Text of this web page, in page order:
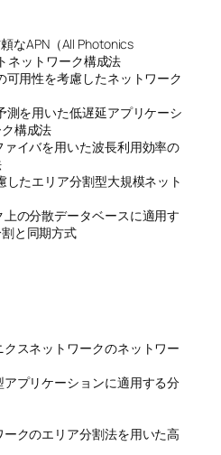
なAPN（All Photonics
ネットワーク構成法
可用性を考慮したネットワーク
測を用いた低遅延アプリケーシ
構成法
イバを用いた波長利用効率の
したエリア分割型大規模ネット
の分散データベースに適用す
と同期方式
スネットワークのネットワー
プリケーションに適用する分
クのエリア分割法を用いた高